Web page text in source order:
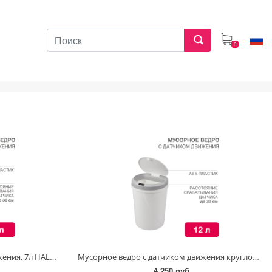
0
Мусорное ведро с датчиком движения, 7л HALSA
Мусорное ведро с датчиком движения круглое, 12л HALSA